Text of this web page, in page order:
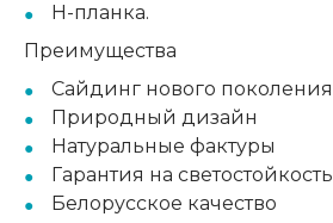
H-планка.
Преимущества
Сайдинг нового поколения
Природный дизайн
Натуральные фактуры
Гарантия на светостойкость
Белорусское качество